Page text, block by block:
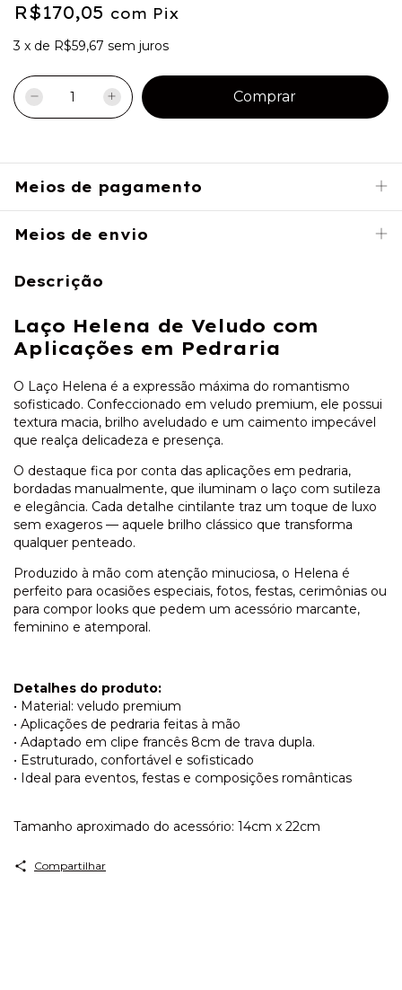
R$170,05 com Pix
3 x de R$59,67 sem juros
Meios de pagamento
Meios de envio
Descrição
Laço Helena de Veludo com
Aplicações em Pedraria
O Laço Helena é a expressão máxima do romantismo
sofisticado. Confeccionado em veludo premium, ele possui
textura macia, brilho aveludado e um caimento impecável
que realça delicadeza e presença.
O destaque fica por conta das aplicações em pedraria,
bordadas manualmente, que iluminam o laço com sutileza
e elegância. Cada detalhe cintilante traz um toque de luxo
sem exageros — aquele brilho clássico que transforma
qualquer penteado.
Produzido à mão com atenção minuciosa, o Helena é
perfeito para ocasiões especiais, fotos, festas, cerimônias ou
para compor looks que pedem um acessório marcante,
feminino e atemporal.
Detalhes do produto:
• Material: veludo premium
• Aplicações de pedraria feitas à mão
• Adaptado em clipe francês 8cm de trava dupla.
• Estruturado, confortável e sofisticado
• Ideal para eventos, festas e composições românticas
Tamanho aproximado do acessório: 14cm x 22cm
Compartilhar